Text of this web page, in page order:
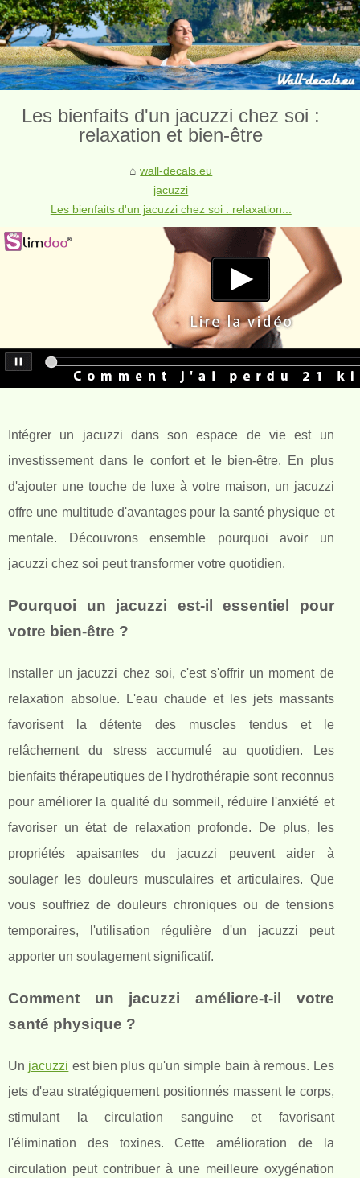
Les bienfaits d'un jacuzzi chez soi :
relaxation et bien-être
wall-decals.eu
jacuzzi
Les bienfaits d'un jacuzzi chez soi : relaxation...
Intégrer un jacuzzi dans son espace de vie est un
investissement dans le confort et le bien-être. En plus
d'ajouter une touche de luxe à votre maison, un jacuzzi
offre une multitude d'avantages pour la santé physique et
mentale. Découvrons ensemble pourquoi avoir un
jacuzzi chez soi peut transformer votre quotidien.
Pourquoi un jacuzzi est-il essentiel pour
votre bien-être ?
Installer un jacuzzi chez soi, c'est s'offrir un moment de
relaxation absolue. L'eau chaude et les jets massants
favorisent la détente des muscles tendus et le
relâchement du stress accumulé au quotidien. Les
bienfaits thérapeutiques de l'hydrothérapie sont reconnus
pour améliorer la qualité du sommeil, réduire l'anxiété et
favoriser un état de relaxation profonde. De plus, les
propriétés apaisantes du jacuzzi peuvent aider à
soulager les douleurs musculaires et articulaires. Que
vous souffriez de douleurs chroniques ou de tensions
temporaires, l'utilisation régulière d'un jacuzzi peut
apporter un soulagement significatif.
Comment un jacuzzi améliore-t-il votre
santé physique ?
Un jacuzzi est bien plus qu'un simple bain à remous. Les
jets d'eau stratégiquement positionnés massent le corps,
stimulant la circulation sanguine et favorisant
l'élimination des toxines. Cette amélioration de la
circulation peut contribuer à une meilleure oxygénation